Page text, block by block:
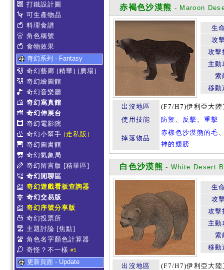
打鐵設計圖
可生產物品
料理食譜
角色稱號
食物效果
奇幻系列 - Fantasy
奇幻藝廊 [精華] [廣場]
奇幻繪圖館
奇幻音樂廳
奇幻寫真館
奇幻伸展台
奇幻電影院
奇幻小幫手 [走私販]
奇幻圖書館
奇幻氣象局
奇幻留言版 [精華區]
奇幻閒聊區
奇幻遊戲看板查詢器
奇幻交易版
奇幻序號分享版
奇幻投票所
主題討論 [焦點]
角色名字顏色計算器
奇怪？不一樣 #5
更新頁面 - Update
赤褐色沙漠熊 - Maroon
生
攻
攻擊
主動
索
移動
出沒地區
(F7/H7)伊利亞大陸
使用技能
防禦 、 反擊 、重擊
掉落物品
赤棕色沙漠熊的毛
神的翅膀
白色沙漠熊 - White Desert
生
攻
攻擊
主動
索
移動
出沒地區
(F7/H7)伊利亞大陸